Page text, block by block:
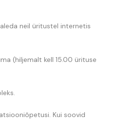
neil üritustel internetis
(hiljemalt kell 15.00 ürituse
Kui soovid